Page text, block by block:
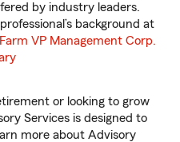
by industry leaders.
background at
VP Management Corp.
or looking to grow
Services is designed to
more about Advisory